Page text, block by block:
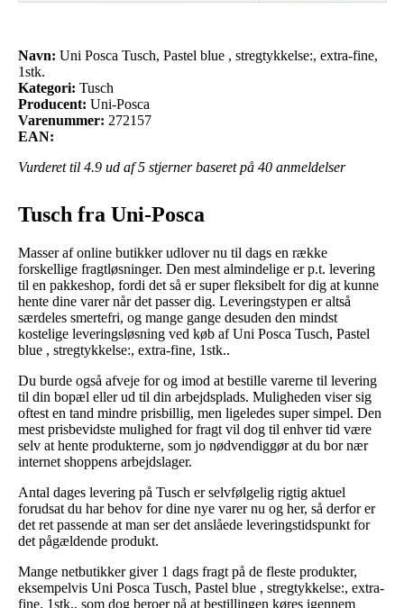
Navn: Uni Posca Tusch, Pastel blue , stregtykkelse:, extra-fine,
1stk.
Kategori: Tusch
Producent: Uni-Posca
Varenummer: 272157
EAN:
Vurderet til 4.9 ud af 5 stjerner baseret på 40 anmeldelser
Tusch fra Uni-Posca
Masser af online butikker udlover nu til dags en række
forskellige fragtløsninger. Den mest almindelige er p.t. levering
til en pakkeshop, fordi det så er super fleksibelt for dig at kunne
hente dine varer når det passer dig. Leveringstypen er altså
særdeles smertefri, og mange gange desuden den mindst
kostelige leveringsløsning ved køb af Uni Posca Tusch, Pastel
blue , stregtykkelse:, extra-fine, 1stk..
Du burde også afveje for og imod at bestille varerne til levering
til din bopæl eller ud til din arbejdsplads. Muligheden viser sig
oftest en tand mindre prisbillig, men ligeledes super simpel. Den
mest prisbevidste mulighed for fragt vil dog til enhver tid være
selv at hente produkterne, som jo nødvendiggør at du bor nær
internet shoppens arbejdslager.
Antal dages levering på Tusch er selvfølgelig rigtig aktuel
forudsat du har behov for dine nye varer nu og her, så derfor er
det ret passende at man ser det anslåede leveringstidspunkt for
det pågældende produkt.
Mange netbutikker giver 1 dags fragt på de fleste produkter,
eksempelvis Uni Posca Tusch, Pastel blue , stregtykkelse:, extra-
fine, 1stk., som dog beroer på at bestillingen køres igennem